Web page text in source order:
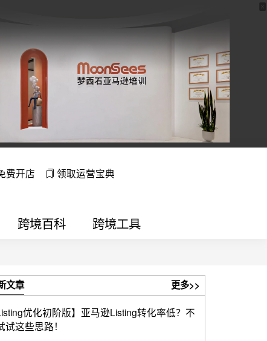
费开店 领取运营宝典
跨境百科 跨境工具
文章 更多>>
优化初阶版】亚马逊Listing转化率低？不
试这些思路！